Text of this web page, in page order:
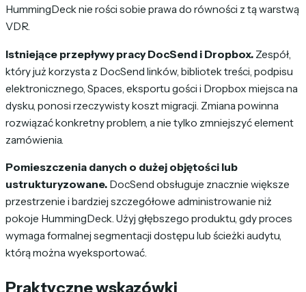
HummingDeck nie rości sobie prawa do równości z tą warstwą
VDR.
Istniejące przepływy pracy DocSend i Dropbox. Zespół,
który już korzysta z DocSend linków, bibliotek treści, podpisu
elektronicznego, Spaces, eksportu gości i Dropbox miejsca na
dysku, ponosi rzeczywisty koszt migracji. Zmiana powinna
rozwiązać konkretny problem, a nie tylko zmniejszyć element
zamówienia.
Pomieszczenia danych o dużej objętości lub
ustrukturyzowane. DocSend obsługuje znacznie większe
przestrzenie i bardziej szczegółowe administrowanie niż
pokoje HummingDeck. Użyj głębszego produktu, gdy proces
wymaga formalnej segmentacji dostępu lub ścieżki audytu,
którą można wyeksportować.
Praktyczne wskazówki